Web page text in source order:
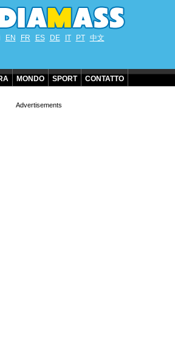
EN FR ES DE IT PT 中文
MONDO SPORT CONTATTO